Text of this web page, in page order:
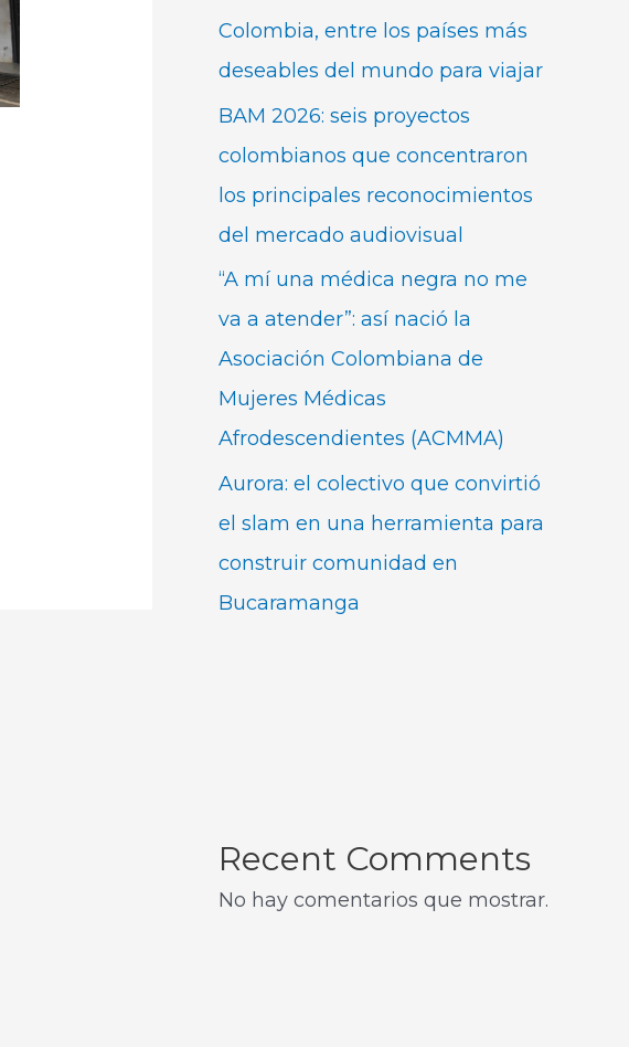
Colombia, entre los países más
deseables del mundo para viajar
BAM 2026: seis proyectos
colombianos que concentraron
los principales reconocimientos
del mercado audiovisual
“A mí una médica negra no me
va a atender”: así nació la
Asociación Colombiana de
Mujeres Médicas
Afrodescendientes (ACMMA)
Aurora: el colectivo que convirtió
el slam en una herramienta para
construir comunidad en
Bucaramanga
Recent Comments
No hay comentarios que mostrar.